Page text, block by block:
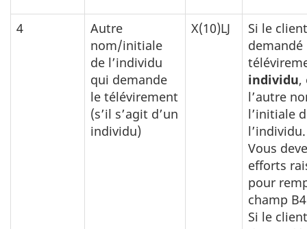
4
Autre
nom/initiale
de l’individu
qui demande
le télévirement
(s’il s’agit d’un
individu)
X(10)LJ
Si le
demandé
individu,
l’autre
l’initiale
l’individu.
Vous
efforts
pour
champ
Si le